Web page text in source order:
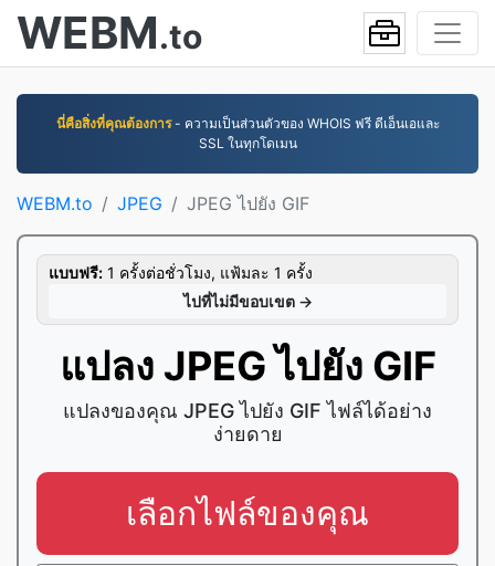
WEBM.to
นี่คือสิ่งที่คุณต้องการ- ความเป็นส่วนตัวของ WHOIS ฟรี ดีเอ็นเอและ
SSL ในทุกโดเมน
WEBM.to JPEG JPEG ไปยัง GIF
แบบฟรี: 1 ครั้งต่อชั่วโมง, แฟ้มละ 1 ครั้ง
ไปที่ไม่มีขอบเขต →
แปลง JPEG ไปยัง GIF
แปลงของคุณ JPEG ไปยัง GIF ไฟล์ได้อย่าง
ง่ายดาย
เลือกไฟล์ของคุณ